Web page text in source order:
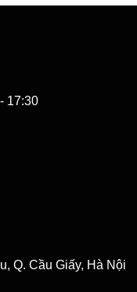
17:30
Q. Cầu Giấy, Hà Nội